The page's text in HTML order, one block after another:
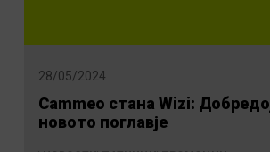
28/05/2024
Cammeo стана Wizi:
новото поглавје